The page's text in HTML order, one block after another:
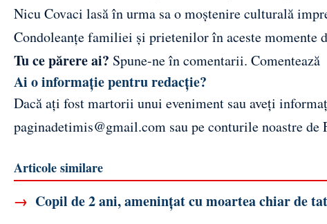
Nicu Covaci lasă în urma sa o moștenire culturală
Condoleanțe familiei și prietenilor în aceste momente
Tu ce părere ai? Spune-ne în comentarii. Comentează
Ai o informație pentru redacție?
Dacă ați fost martorii unui eveniment sau aveți
paginadetimis@gmail.com sau pe conturile noastre de
Articole similare
→ Copil de 2 ani, amenințat cu moartea chiar de